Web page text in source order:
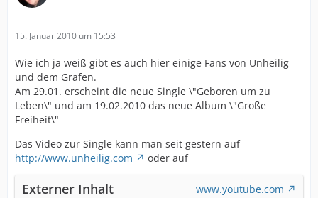
15. Januar 2010 um 15:53
Wie ich ja weiß gibt es auch hier einige Fans von Unheilig
und dem Grafen.
Am 29.01. erscheint die neue Single \"Geboren um zu
Leben\" und am 19.02.2010 das neue Album \"Große
Freiheit\"
Das Video zur Single kann man seit gestern auf
http://www.unheilig.com
oder auf
Externer Inhalt
www.youtube.com